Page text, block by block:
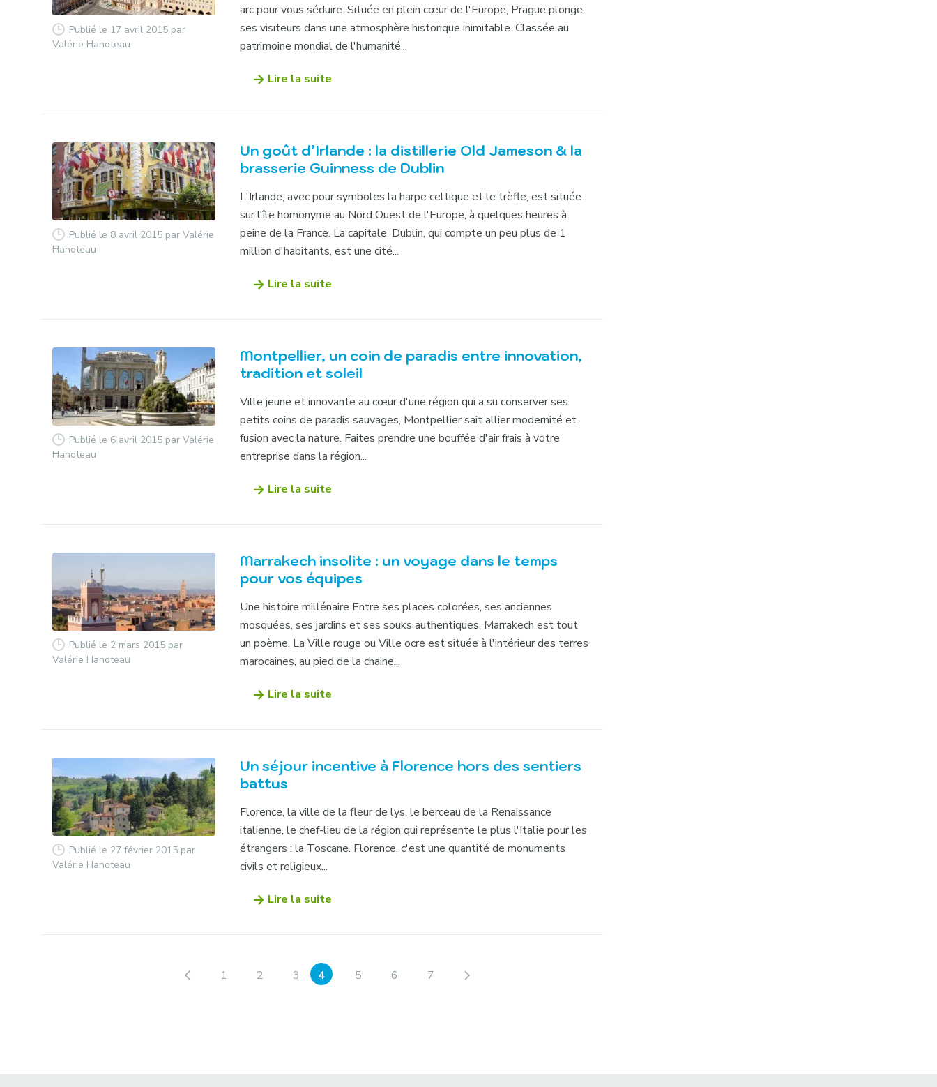
Publié le 17 avril 2015 par
Valérie Hanoteau
arc pour vous séduire. Située en plein cœur de l'Europe, Prague plonge
ses visiteurs dans une atmosphère historique inimitable. Classée au
patrimoine mondial de l'humanité...
Lire la suite
Publié le 8 avril 2015 par Valérie
Hanoteau
Un goût d’Irlande : la distillerie Old Jameson & la
brasserie Guinness de Dublin
L'Irlande, avec pour symboles la harpe celtique et le trèfle, est située
sur l'île homonyme au Nord Ouest de l'Europe, à quelques heures à
peine de la France. La capitale, Dublin, qui compte un peu plus de 1
million d'habitants, est une cité...
Lire la suite
Publié le 6 avril 2015 par Valérie
Hanoteau
Montpellier, un coin de paradis entre innovation,
tradition et soleil
Ville jeune et innovante au cœur d'une région qui a su conserver ses
petits coins de paradis sauvages, Montpellier sait allier modernité et
fusion avec la nature. Faites prendre une bouffée d'air frais à votre
entreprise dans la région...
Lire la suite
Publié le 2 mars 2015 par
Valérie Hanoteau
Marrakech insolite : un voyage dans le temps
pour vos équipes
Une histoire millénaire Entre ses places colorées, ses anciennes
mosquées, ses jardins et ses souks authentiques, Marrakech est tout
un poème. La Ville rouge ou Ville ocre est située à l'intérieur des terres
marocaines, au pied de la chaine...
Lire la suite
Publié le 27 février 2015 par
Valérie Hanoteau
Un séjour incentive à Florence hors des sentiers
battus
Florence, la ville de la fleur de lys, le berceau de la Renaissance
italienne, le chef-lieu de la région qui représente le plus l'Italie pour les
étrangers : la Toscane. Florence, c'est une quantité de monuments
civils et religieux...
Lire la suite
1 2 3 4 5 6 7